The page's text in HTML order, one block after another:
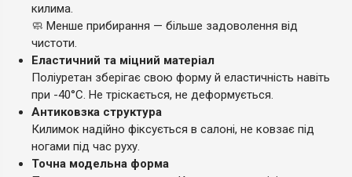
килима.
🧼 Менше прибирання — більше задоволення від
чистоти.
Еластичний та міцний матеріал
Поліуретан зберігає свою форму й еластичність навіть
при -40°C. Не тріскається, не деформується.
Антиковзка структура
Килимок надійно фіксується в салоні, не ковзає під
ногами під час руху.
Точна модельна форма